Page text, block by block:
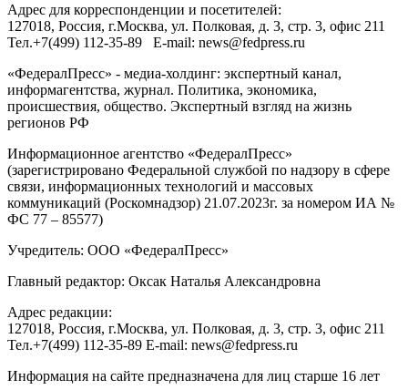
Адрес для корреспонденции и посетителей:
127018, Россия, г.Москва, ул. Полковая, д. 3, стр. 3, офис 211
Тел.+7(499) 112-35-89 E-mail: news@fedpress.ru
«ФедералПресс» - медиа-холдинг: экспертный канал,
информагентства, журнал. Политика, экономика,
происшествия, общество. Экспертный взгляд на жизнь
регионов РФ
Информационное агентство «ФедералПресс»
(зарегистрировано Федеральной службой по надзору в сфере
связи, информационных технологий и массовых
коммуникаций (Роскомнадзор) 21.07.2023г. за номером ИА №
ФС 77 – 85577)
Учредитель: ООО «ФедералПресс»
Главный редактор: Оксак Наталья Александровна
Адрес редакции:
127018, Россия, г.Москва, ул. Полковая, д. 3, стр. 3, офис 211
Тел.+7(499) 112-35-89 E-mail: news@fedpress.ru
Информация на сайте предназначена для лиц старше 16 лет